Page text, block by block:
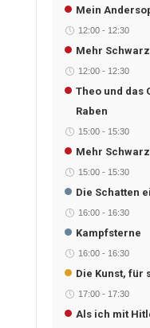
Mein
12:00- 12:30
Mehr
12:00- 12:30
Theo und das
Raben
15:00- 15:30
Mehr
15:00- 15:30
Die Schatten
16:00- 16:30
Kampfsterne
16:00- 16:30
Die Kunst, für
17:00- 17:30
Als ich mit